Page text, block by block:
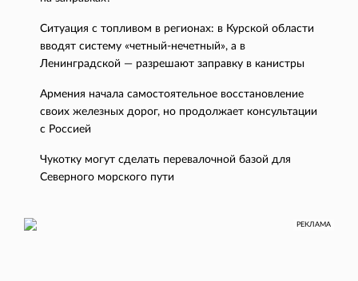
Ситуация с топливом в регионах: в Курской области
вводят систему «четный-нечетный», а в
Ленинградской — разрешают заправку в канистры
Армения начала самостоятельное восстановление
своих железных дорог, но продолжает консультации
с Россией
Чукотку могут сделать перевалочной базой для
Северного морского пути
РЕКЛАМА